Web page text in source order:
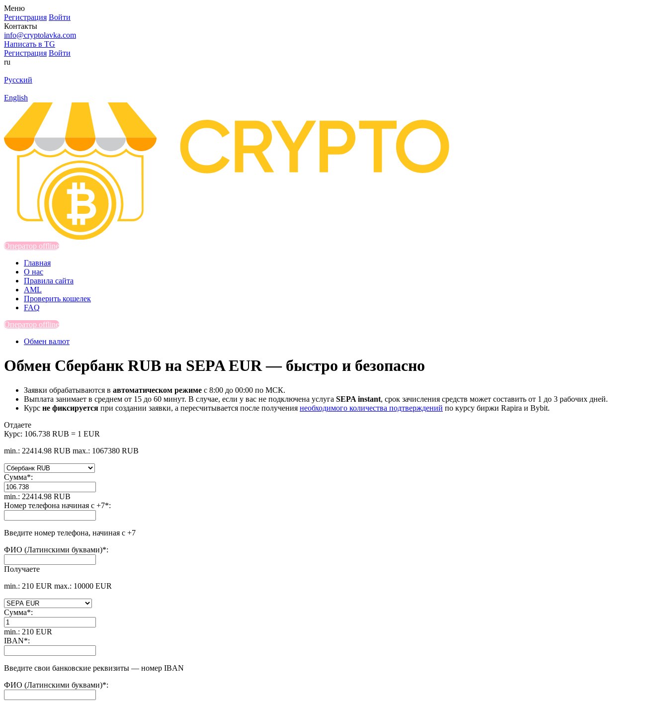
Меню
Регистрация Войти
Контакты
info@cryptolavka.com
Написать в TG
Регистрация Войти
ru
Русский
English
Оператор offline
Главная
О нас
Правила сайта
AML
Проверить кошелек
FAQ
Оператор offline
Обмен валют
Обмен Сбербанк RUB на SEPA EUR — быстро и безопасно
Заявки обрабатываются в автоматическом режиме с 8:00 до 00:00 по МСК.
Выплата занимает в среднем от 15 до 60 минут. В случае, если у вас не подключена услуга SEPA instant, срок зачисления средств может составить от 1 до 3 рабочих дней.
Курс не фиксируется при создании заявки, а пересчитывается после получения необходимого количества подтверждений по курсу биржи Rapira и Bybit.
Отдаете
Курс: 106.738 RUB = 1 EUR
min.: 22414.98 RUB max.: 1067380 RUB
Сумма*:
min.: 22414.98 RUB
Номер телефона начиная с +7*:
Введите номер телефона, начиная с +7
ФИО (Латинскими буквами)*:
Получаете
min.: 210 EUR max.: 10000 EUR
Сумма*:
min.: 210 EUR
IBAN*:
Введите свои банковские реквизиты — номер IBAN
ФИО (Латинскими буквами)*: